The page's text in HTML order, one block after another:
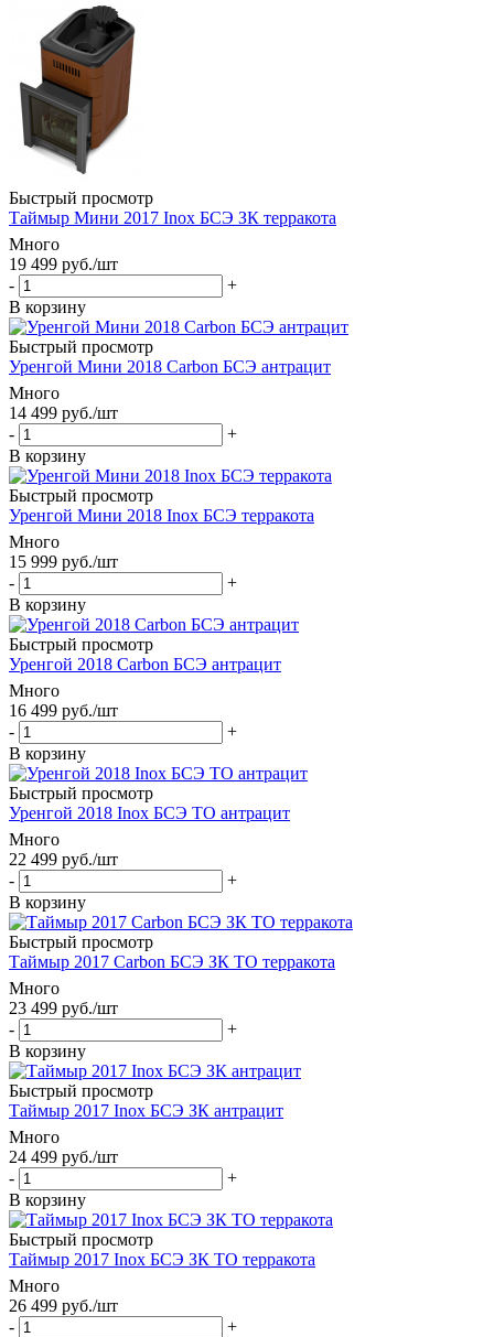
Быстрый просмотр
Таймыр Мини 2017 Inox БСЭ ЗК терракота
Много
19 499 руб./шт
-
+
В корзину
Быстрый просмотр
Уренгой Мини 2018 Carbon БСЭ антрацит
Много
14 499 руб./шт
-
+
В корзину
Быстрый просмотр
Уренгой Мини 2018 Inox БСЭ терракота
Много
15 999 руб./шт
-
+
В корзину
Быстрый просмотр
Уренгой 2018 Carbon БСЭ антрацит
Много
16 499 руб./шт
-
+
В корзину
Быстрый просмотр
Уренгой 2018 Inox БСЭ ТО антрацит
Много
22 499 руб./шт
-
+
В корзину
Быстрый просмотр
Таймыр 2017 Carbon БСЭ ЗК ТО терракота
Много
23 499 руб./шт
-
+
В корзину
Быстрый просмотр
Таймыр 2017 Inox БСЭ ЗК антрацит
Много
24 499 руб./шт
-
+
В корзину
Быстрый просмотр
Таймыр 2017 Inox БСЭ ЗК ТО терракота
Много
26 499 руб./шт
-
+